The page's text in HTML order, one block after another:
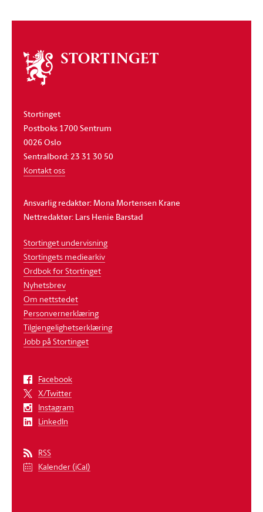
Om
stortinget
Stortinget
Postboks 1700 Sentrum
0026 Oslo
Sentralbord: 23 31 30 50
Kontakt oss
Ansvarlig redaktør: Mona Mortensen Krane
Nettredaktør: Lars Henie Barstad
Stortinget undervisning
Stortingets mediearkiv
Ordbok for Stortinget
Nyhetsbrev
Om nettstedet
Personvernerklæring
Tilgjengelighetserklæring
Jobb på Stortinget
Facebook
X/Twitter
Instagram
LinkedIn
RSS
Kalender (iCal)